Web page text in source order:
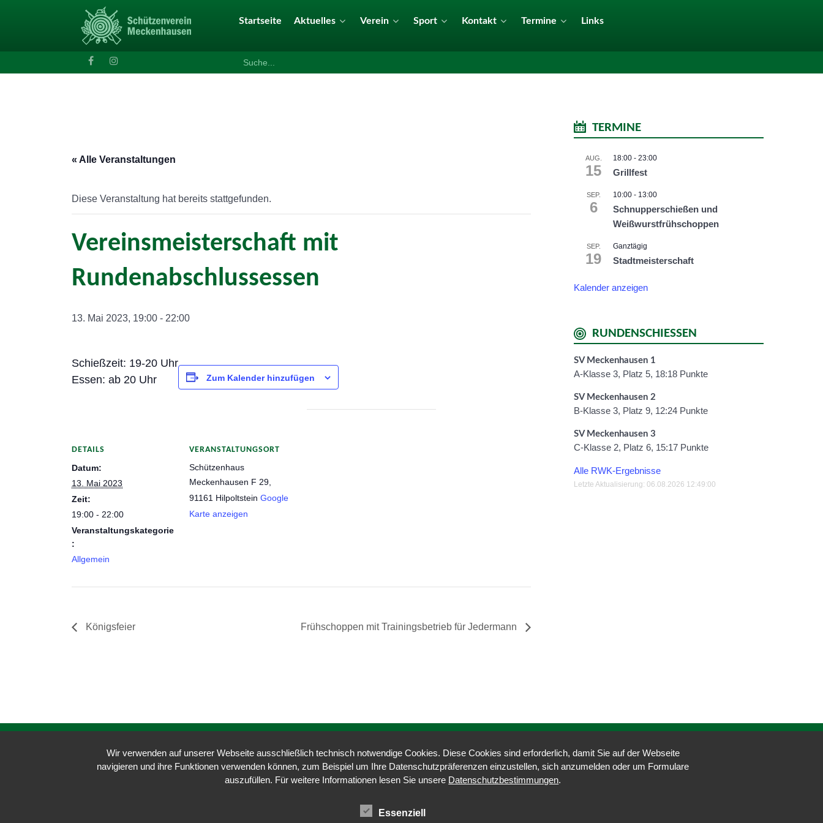
Startseite Aktuelles Verein Sport Kontakt Termine Links
for:
« Alle Veranstaltungen
Diese Veranstaltung hat bereits stattgefunden.
Vereinsmeisterschaft mit
Rundenabschlussessen
13. Mai 2023, 19:00 - 22:00
Schießzeit: 19-20 Uhr
Essen: ab 20 Uhr
Zum Kalender hinzufügen
DETAILS
Datum:
13. Mai 2023
Zeit:
19:00 - 22:00
Veranstaltungskategorie
:
Allgemein
VERANSTALTUNGSORT
Schützenhaus
Meckenhausen F 29,
91161 Hilpoltstein Google
Karte anzeigen
Königsfeier Frühschoppen mit Trainingsbetrieb für Jedermann
TERMINE
AUG.
15
18:00 - 23:00
Grillfest
SEP.
6
10:00 - 13:00
Schnupperschießen und
Weißwurstfrühschoppen
SEP.
19
Ganztägig
Stadtmeisterschaft
Kalender anzeigen
RUNDENSCHIESSEN
SV Meckenhausen 1
A-Klasse 3, Platz 5, 18:18 Punkte
SV Meckenhausen 2
B-Klasse 3, Platz 9, 12:24 Punkte
SV Meckenhausen 3
C-Klasse 2, Platz 6, 15:17 Punkte
Alle RWK-Ergebnisse
Letzte Aktualisierung: 06.08.2026 12:49:00
Schützenverein Meckenhausen e. V.
Meckenhausen F 29
Training Blasrohr
Mo., 17:30 - 18:30
Training Bogen
Di., 18:30 - 20:00
Training LG, LP, Laser
Mi., 19:00 - 20:30
Wettkampfzeiten
Wir verwenden auf unserer Webseite ausschließlich technisch notwendige Cookies. Diese Cookies sind erforderlich, damit Sie auf der Webseite
navigieren und ihre Funktionen verwenden können, zum Beispiel um Ihre Datenschutzpräferenzen einzustellen, sich anzumelden oder um Formulare
auszufüllen. Für weitere Informationen lesen Sie unsere Datenschutzbestimmungen.
Essenziell